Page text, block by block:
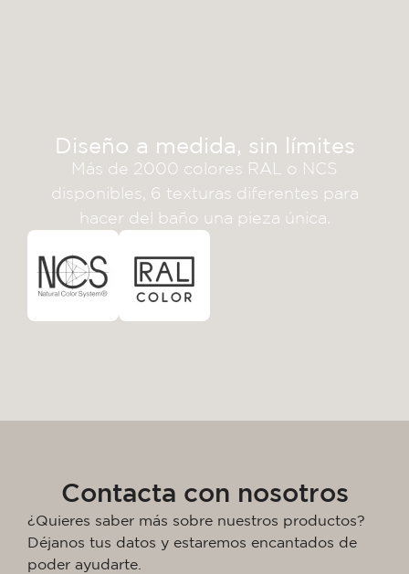
Diseño a medida, sin límites
Más de 2000 colores RAL o NCS
disponibles, 6 texturas diferentes para
hacer del baño una pieza única.
Contacta con nosotros
¿Quieres saber más sobre nuestros productos?
Déjanos tus datos y estaremos encantados de
poder ayudarte.